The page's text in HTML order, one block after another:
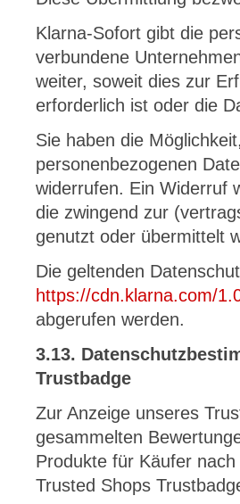
Klarna-Sofort gibt die
verbundene
weiter, soweit dies zur
erforderlich ist oder die
Sie haben die
personenbezogenen
widerrufen. Ein Widerruf
die zwingend zur
genutzt oder übermittelt
Die geltenden
https://cdn.klarna.com/
abgerufen werden.
3.13.
Trustbadge
Zur Anzeige unseres
gesammelten
Produkte für Käufer
Trusted Shops